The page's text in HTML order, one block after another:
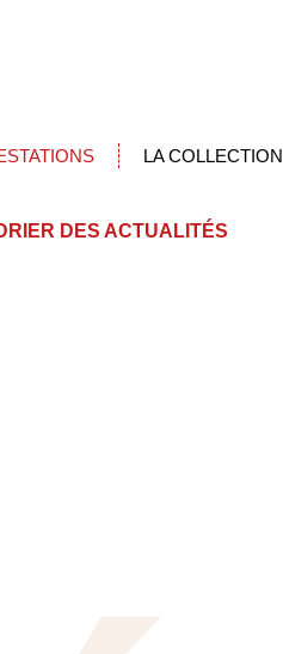
LA COLLECTION
DES ACTUALITÉS